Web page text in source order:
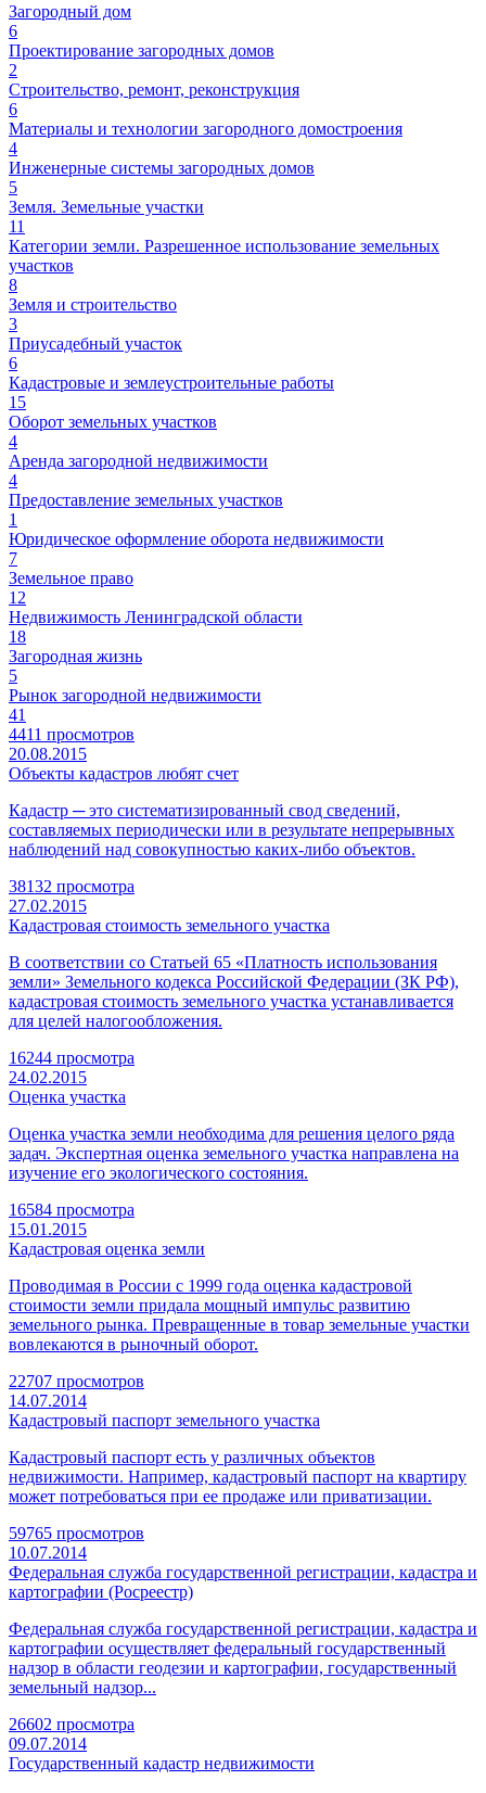
Загородный дом
6
Проектирование загородных домов
2
Строительство, ремонт, реконструкция
6
Материалы и технологии загородного домостроения
4
Инженерные системы загородных домов
5
Земля. Земельные участки
11
Категории земли. Разрешенное использование земельных
участков
8
Земля и строительство
3
Приусадебный участок
6
Кадастровые и землеустроительные работы
15
Оборот земельных участков
4
Аренда загородной недвижимости
4
Предоставление земельных участков
1
Юридическое оформление оборота недвижимости
7
Земельное право
12
Недвижимость Ленинградской области
18
Загородная жизнь
5
Рынок загородной недвижимости
41
4411 просмотров
20.08.2015
Объекты кадастров любят счет
Кадастр ─ это систематизированный свод сведений,
составляемых периодически или в результате непрерывных
наблюдений над совокупностью каких-либо объектов.
38132 просмотра
27.02.2015
Кадастровая стоимость земельного участка
В соответствии со Статьей 65 «Платность использования
земли» Земельного кодекса Российской Федерации (ЗК РФ),
кадастровая стоимость земельного участка устанавливается
для целей налогообложения.
16244 просмотра
24.02.2015
Оценка участка
Оценка участка земли необходима для решения целого ряда
задач. Экспертная оценка земельного участка направлена на
изучение его экологического состояния.
16584 просмотра
15.01.2015
Кадастровая оценка земли
Проводимая в России с 1999 года оценка кадастровой
стоимости земли придала мощный импульс развитию
земельного рынка. Превращенные в товар земельные участки
вовлекаются в рыночный оборот.
22707 просмотров
14.07.2014
Кадастровый паспорт земельного участка
Кадастровый паспорт есть у различных объектов
недвижимости. Например, кадастровый паспорт на квартиру
может потребоваться при ее продаже или приватизации.
59765 просмотров
10.07.2014
Федеральная служба государственной регистрации, кадастра и
картографии (Росреестр)
Федеральная служба государственной регистрации, кадастра и
картографии осуществляет федеральный государственный
надзор в области геодезии и картографии, государственный
земельный надзор...
26602 просмотра
09.07.2014
Государственный кадастр недвижимости